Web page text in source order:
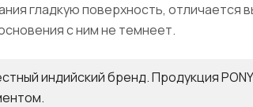
гладкую поверхность,
с ним не темнеет.
индийский бренд. Продукция